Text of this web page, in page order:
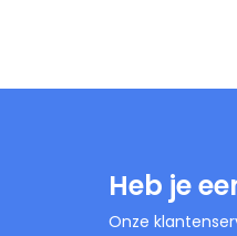
Heb je
Onze